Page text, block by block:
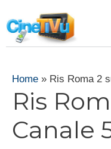
al
contenuto
Home » Ris Roma 2
Ris
Canale